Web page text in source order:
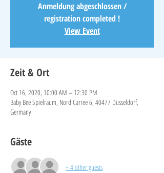
Anmeldung abgeschlossen /
registration completed !
View Event
Zeit & Ort
Oct 16, 2020, 10:00 AM – 12:30 PM
Baby Bee Spielraum, Nord Carree 6, 40477 Düsseldorf,
Germany
Gäste
+ 4 other guests